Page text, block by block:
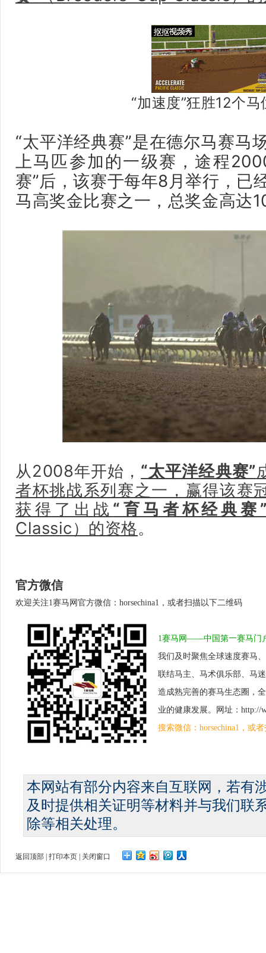
“加速度”狂胜12个马
“太平洋经典赛”是在德尔马赛马
上马匹参加的一级赛，途程
赛”后，该赛于每年8月举行，已
马高奖金比赛之一，总奖金高达
从2008年开始， “太平洋经典赛”
者杯挑战系列赛之一，赢得该赛
获得了出战 “育马者杯经典赛
Classic）的资格。
官方微信
欢迎关注1赛马网官方微信：horsechina1，或者扫描以下二维码
1赛马网——中国第一赛马门
我们及时聚焦全球速度赛马
联结马主、马术俱乐部、马
造成熟完善的赛马生态圈，
业的健康发展。网址：http://
搜索微信：horsechina1，或
本网站有部分内容来自互联网，若有
及时提供相关证明等材料并与我们联
除等相关处理。
返回顶部 | 打印本页 | 关闭窗口